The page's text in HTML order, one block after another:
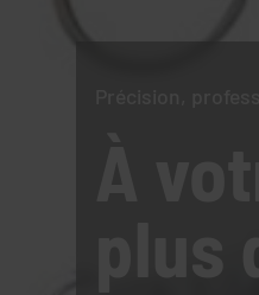
Précision,
À